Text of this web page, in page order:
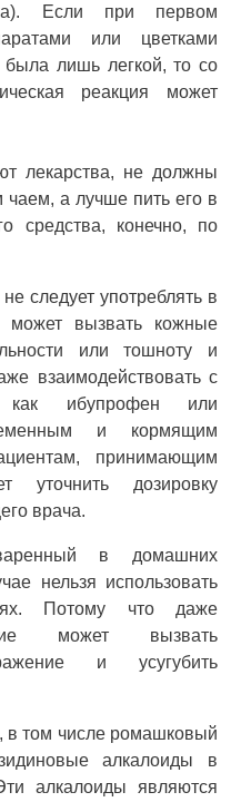
Если при первом
или цветками
лишь легкой, то со
реакция может
лекарства, не должны
а лучше пить его в
средства, конечно, по
следует употреблять в
может вызвать кожные
или тошноту и
взаимодействовать с
как ибупрофен или
и кормящим
принимающим
уточнить дозировку
врача.
в домашних
нельзя использовать
Потому что даже
может вызвать
и усугубить
в том числе ромашковый
алкалоиды в
алкалоиды являются